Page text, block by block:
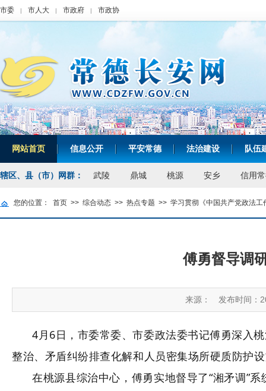
市委 | 市人大 | 市政府 | 市政协
网站首页 | 信息公开 | 平安常德 | 法治建设 | 队伍
辖区、县（市）网群： 武陵 鼎城 桃源 安乡 信用
您的位置： 首页 >> 综合动态 >> 热点专题 >> 学习贯彻《中国共产党政法工
傅勇督导调
来源： 发布时间：
4月6日，市委常委、市委政法委书记傅勇深入
整治、矛盾纠纷排查化解和人员密集场所硬质防护
在桃源县综治中心 ， 傅勇实地督导了“湘矛调”系